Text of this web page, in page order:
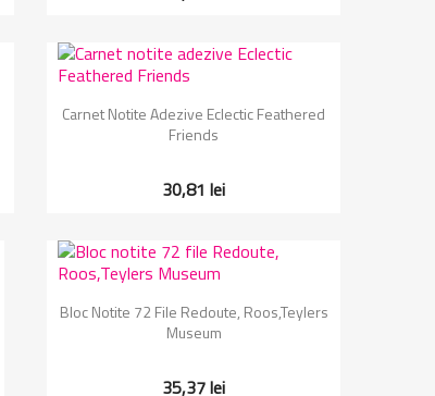
Vizualizare rapida
Carnet Notite Adezive Eclectic Feathered
Friends
30,81 lei
Vizualizare rapida
Bloc Notite 72 File Redoute, Roos,Teylers
Museum
35,37 lei